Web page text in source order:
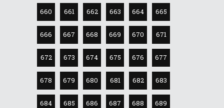
660 661 662 663 664 665
666 667 668 669 670 671
672 673 674 675 676 677
678 679 680 681 682 683
684 685 686 687 688 689